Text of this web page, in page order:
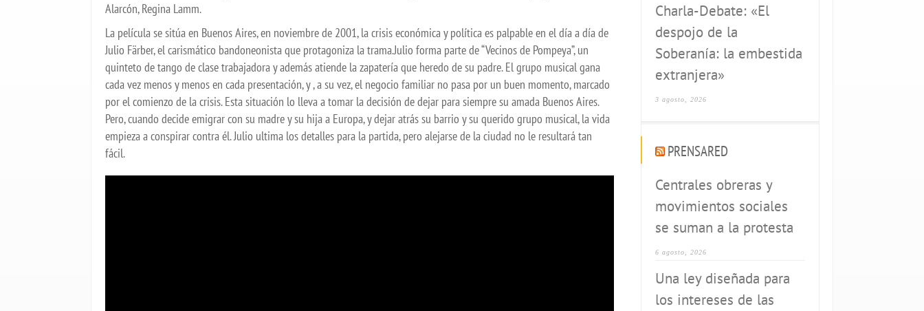
Alarcón, Regina Lamm.
La película se sitúa en Buenos Aires, en noviembre de 2001, la crisis económica y política es palpable en el día a día de
Julio Färber, el carismático bandoneonista que protagoniza la trama.Julio forma parte de “Vecinos de Pompeya”, un
quinteto de tango de clase trabajadora y además atiende la zapatería que heredo de su padre. El grupo musical gana
cada vez menos y menos en cada presentación, y , a su vez, el negocio familiar no pasa por un buen momento, marcado
por el comienzo de la crisis. Esta situación lo lleva a tomar la decisión de dejar para siempre su amada Buenos Aires.
Pero, cuando decide emigrar con su madre y su hija a Europa, y dejar atrás su barrio y su querido grupo musical, la vida
empieza a conspirar contra él. Julio ultima los detalles para la partida, pero alejarse de la ciudad no le resultará tan
fácil.
Charla-Debate: «El
despojo de la
Soberanía: la embestida
extranjera»
3 agosto, 2026
PRENSARED
Centrales obreras y
movimientos sociales
se suman a la protesta
6 agosto, 2026
Una ley diseñada para
los intereses de las